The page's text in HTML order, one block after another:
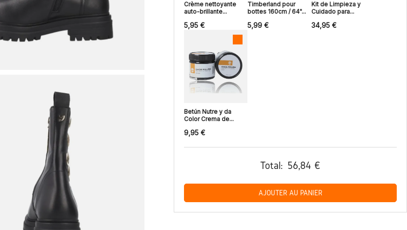
Crème nettoyante
auto-brillante...
5,95 €
Timberland pour
bottes 160cm / 64"...
5,99 €
Kit de Limpieza y
Cuidado para...
34,95 €
Betún Nutre y da
Color Crema de...
9,95 €
Total: 56,84 €
AJOUTER AU PANIER